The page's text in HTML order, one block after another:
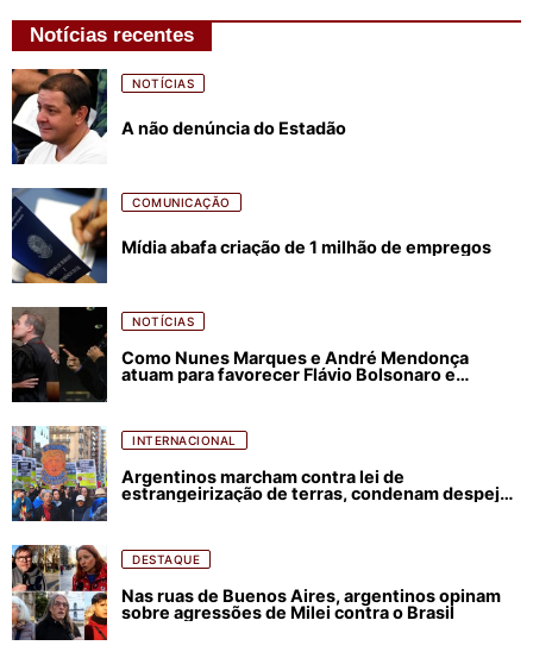
Notícias recentes
NOTÍCIAS
A não denúncia do Estadão
COMUNICAÇÃO
Mídia abafa criação de 1 milhão de empregos
NOTÍCIAS
Como Nunes Marques e André Mendonça
atuam para favorecer Flávio Bolsonaro e
INTERNACIONAL
Argentinos marcham contra lei de
estrangeirização de terras, condenam despejos
DESTAQUE
Nas ruas de Buenos Aires, argentinos opinam
sobre agressões de Milei contra o Brasil